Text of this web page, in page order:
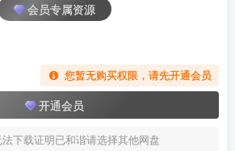
会员专属资源
您暂无购买权限，请先开通会员
开通会员
下载证明已和谐请选择其他网盘